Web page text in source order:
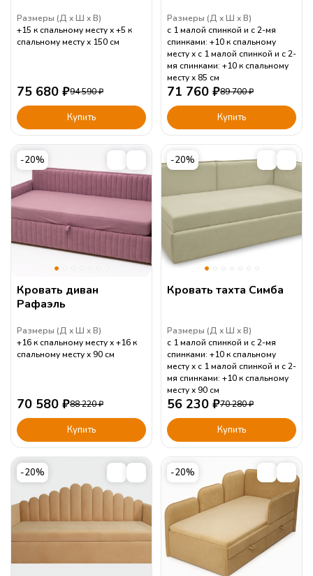
Размеры (Д Ш В)
+15 к спальному месту
+5 к
спальному месту
150 см
75 680 ₽94 590₽
Купить
Размеры (Д Ш В)
с 1 малой спинкой и с 2-мя
спинками: +10 к спальному
месту
с 1 малой спинкой и с 2-
мя спинками: +10 к спальному
месту
85 см
71 760 ₽89 700₽
Купить
-20%
Кровать диван
Рафаэль
Размеры (Д Ш В)
+16 к спальному месту
+16 к
спальному месту
90 см
70 580 ₽88 220₽
Купить
-20%
Кровать тахта Симба
Размеры (Д Ш В)
с 1 малой спинкой и с 2-мя
спинками: +10 к спальному
месту
с 1 малой спинкой и с 2-
мя спинками: +10 к спальному
месту
90 см
56 230 ₽70 280₽
Купить
-20% -20%